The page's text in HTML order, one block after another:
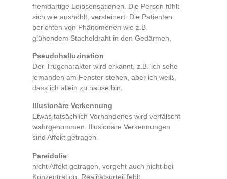
fremdartige Leibsensationen. Die Person fühlt
sich wie aushöhlt, versteinert. Die Patienten
berichten von Phänomenen wie z.B.
glühendem Stacheldraht in den Gedärmen,
Pseudohalluzination
Der Trugcharakter wird erkannt, z.B. ich sehe
jemanden am Fenster stehen, aber ich weiß,
dass ich allein zu hause bin.
Illusionäre Verkennung
Etwas tatsächlich Vorhandenes wird verfälscht
wahrgenommen. Illusionäre Verkennungen
sind Affekt getragen.
Pareidolie
nicht Affekt getragen, vergeht auch nicht bei
Konzentration, Realitätsurteil fehlt.